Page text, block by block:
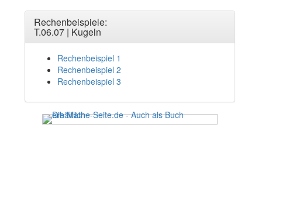
Rechenbeispiele:
T.06.07 | Kugeln
Rechenbeispiel 1
Rechenbeispiel 2
Rechenbeispiel 3